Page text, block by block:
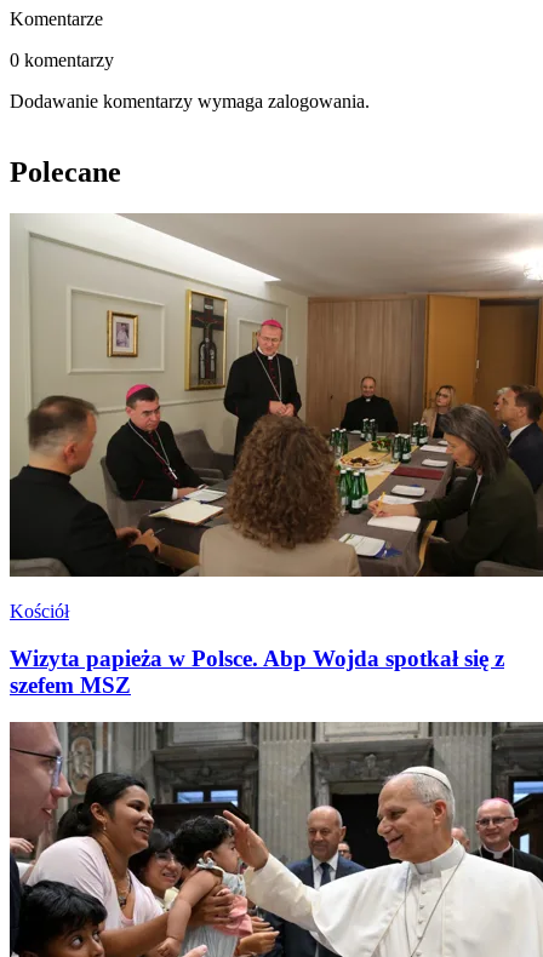
Komentarze
0 komentarzy
Dodawanie komentarzy wymaga zalogowania.
Polecane
Kościół
Wizyta papieża w Polsce. Abp Wojda spotkał się z
szefem MSZ